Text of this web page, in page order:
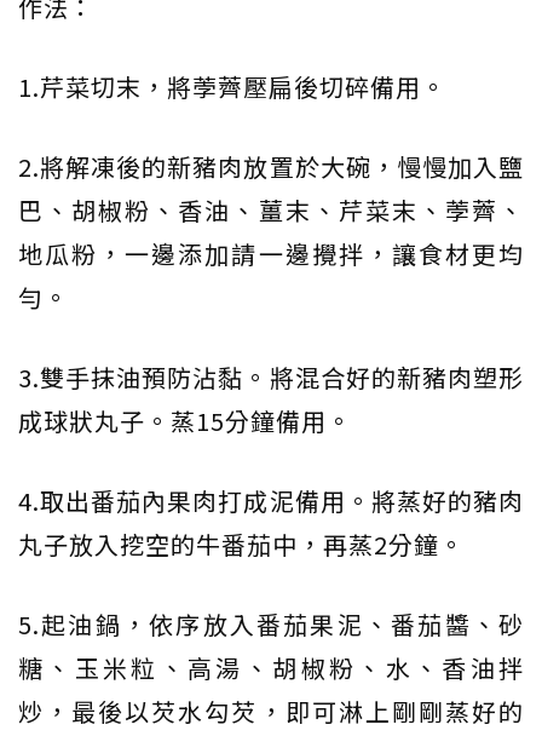
作法：
1.芹菜切末，將荸薺壓扁後切碎備用。
2.將解凍後的新豬肉放置於大碗，慢慢加入鹽
巴、胡椒粉、香油、薑末、芹菜末、荸薺、
地瓜粉，一邊添加請一邊攪拌，讓食材更均
勻。
3.雙手抹油預防沾黏。將混合好的新豬肉塑形
成球狀丸子。蒸15分鐘備用。
4.取出番茄內果肉打成泥備用。將蒸好的豬肉
丸子放入挖空的牛番茄中，再蒸2分鐘。
5.起油鍋，依序放入番茄果泥、番茄醬、砂
糖、玉米粒、高湯、胡椒粉、水、香油拌
炒，最後以芡水勾芡，即可淋上剛剛蒸好的